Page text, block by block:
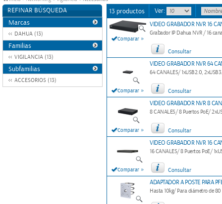
REFINAR BÚSQUEDA
Marcas
DAHUA (13)
Familias
VIGILANCIA (13)
Subfamilias
ACCESORIOS (13)
13 productos Ver:
Comparar »
VIDEO GRABADOR NVR 16
Grabador IP Dahua NVR / 16
Consultar
Comparar »
VIDEO GRABADOR NVR 64
64 CANALES/ 1xUSB2.0,
Consultar
Comparar »
VIDEO GRABADOR NVR 8
8 CANALES/ 8 Puertos PoE/
Consultar
Comparar »
VIDEO GRABADOR NVR 16
16 CANALES/ 8 Puertos PoE/
Consultar
ADAPTADOR A POSTE PARA
Hasta 10kg/ Para diámetro de